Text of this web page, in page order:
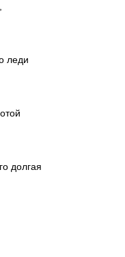
леди
долгая